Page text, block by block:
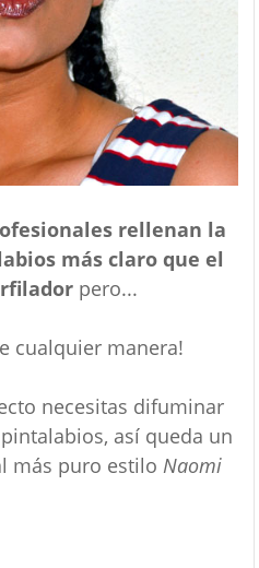
rellenan la
más claro que el
pero...
cualquier manera!
necesitas difuminar
así queda un
más puro estilo Naomi